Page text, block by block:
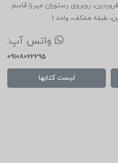
میدان انقلاب، ابتدای خیابان 12 فروردین، روبروی رستوران میرزا قاسم
طبقه همکف، واحد 1
واتس آپ:
09108062295
لیست کتابها